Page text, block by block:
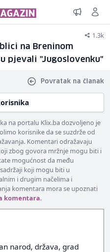
1.3k
na Breninom
pjevali "Jugoslovenku"
Povratak na članak
na portalu Klix.ba dozvoljeno je
korisnike da se suzdrže od
Komentari odražavaju
zbog govora mržnje mogu biti i
mogućnost da među
koji mogu biti u
i drugim načelima i
komentara mora se upoznati
komentara.
narod, država, grad